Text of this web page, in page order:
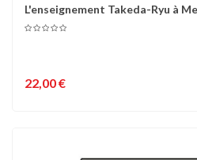
L'enseignement Takeda-Ryu à
22,00 €